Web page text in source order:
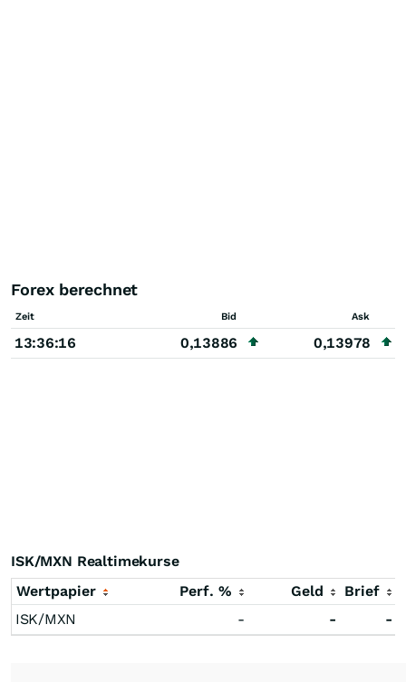
Forex berechnet
Zeit Bid Ask
13:36:16 0,13886 0,13978
ISK/MXN Realtimekurse
Wertpapier
Perf. % Geld
Brief
ISK/MXN
- - -